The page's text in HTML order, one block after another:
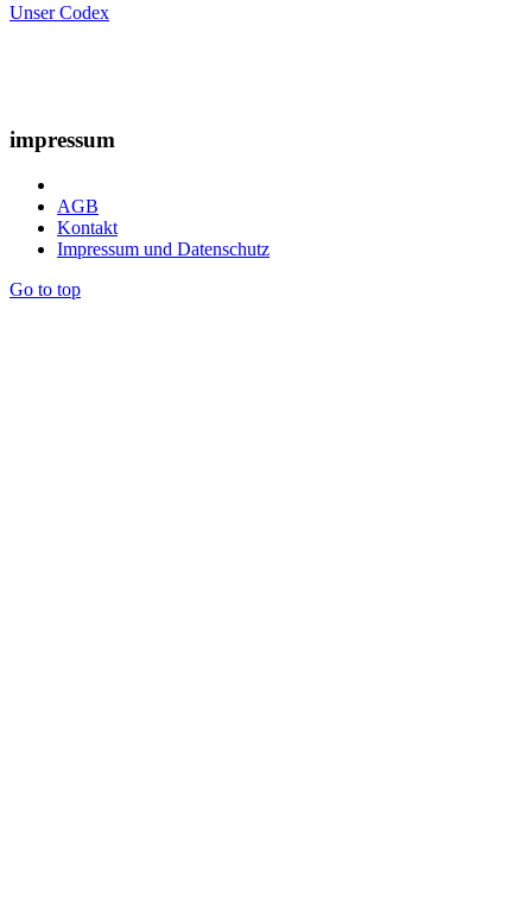
Unser Codex
impressum
AGB
Kontakt
Impressum und Datenschutz
Go to top